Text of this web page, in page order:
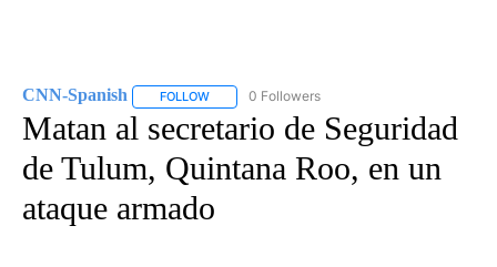
CNN-Spanish FOLLOW FOLLOW "CNN-SPANISH" TO RECEIVE
0 Followers
Matan al secretario de Seguridad
de Tulum, Quintana Roo, en un
ataque armado